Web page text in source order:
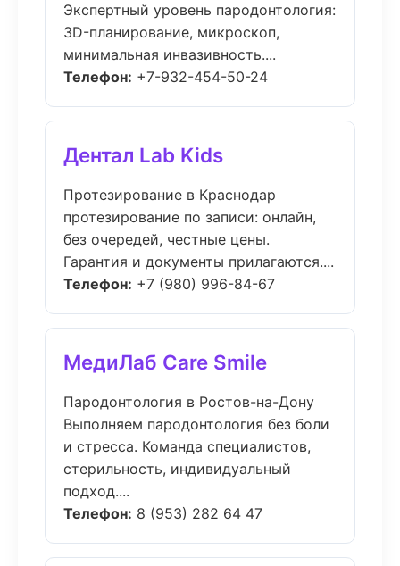
Экспертный уровень пародонтология:
3D-планирование, микроскоп,
минимальная инвазивность....
Телефон: +7-932-454-50-24
Дентал Lab Kids
Протезирование в Краснодар
протезирование по записи: онлайн,
без очередей, честные цены.
Гарантия и документы прилагаются....
Телефон: +7 (980) 996-84-67
МедиЛаб Care Smile
Пародонтология в Ростов-на-Дону
Выполняем пародонтология без боли
и стресса. Команда специалистов,
стерильность, индивидуальный
подход....
Телефон: 8 (953) 282 64 47